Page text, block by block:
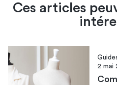
Ces articles
2 mai